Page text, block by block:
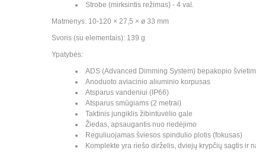
Strobe (mirksintis režimas) - 4 val.
Matmenys: 10-120 × 27,5 × ø 33 mm
Svoris (su elementais): 139 g
Ypatybės:
ADS (Advanced Dimming System) bepakopio
Anoduoto aviacinio aliuminio korpusas
Atsparus vandeniui (IP66)
Atsparus smūgiams (2 metrai)
Taktinis jungiklis žibintuvėlio gale
Žiedas, apsaugantis nuo riedėjimo
Reguliuojamas šviesos spindulio plotis (fokusas)
Komplekte yra riešo dirželis, dviejų krypčių sagtis ir